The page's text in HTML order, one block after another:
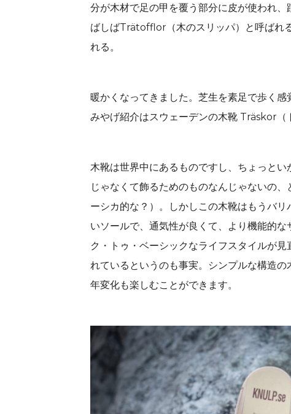
分が木材で足の甲を覆う部分に皮が使われ
ばしばTrätofflor（木のスリッパ）と呼ばれ
れる。
暖かくなってきました。芝生を素足で歩く
みやげ紹介はスウェーデンの木靴 Träskor（
木靴は世界中にあるものですし、ちょっと
じゃなくて飾るためのものなんじゃないの
ーシカ的な？）。しかしこの木靴はもうバ
いソールで、通気性が良くて、より機能的
ク・トゥ・ベーシックなライフスタイルが
れているというのも事実。シンプルな構造
年変化も楽しむことができます。